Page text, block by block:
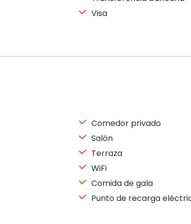
Visa
Comedor privado
Salón
Terraza
WiFi
Comida de gala
Punto de recarga